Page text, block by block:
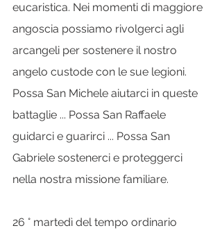
eucaristica. Nei momenti di maggiore
angoscia possiamo rivolgerci agli
arcangeli per sostenere il nostro
angelo custode con le sue legioni.
Possa San Michele aiutarci in queste
battaglie ... Possa San Raffaele
guidarci e guarirci ... Possa San
Gabriele sostenerci e proteggerci
nella nostra missione familiare.
26 ° martedì del tempo ordinario